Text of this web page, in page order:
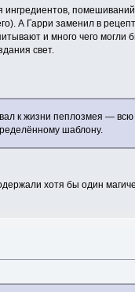
ингредиентов,
А Гарри заменил в
и много чего
свет.
к жизни пеплозмея —
шаблону.
хотя бы один